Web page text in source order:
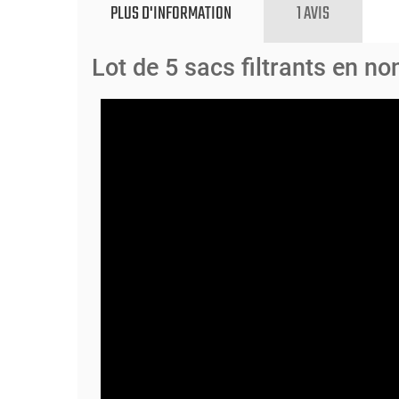
PLUS D'INFORMATION 1 AVIS
Lot de 5 sacs filtrants en